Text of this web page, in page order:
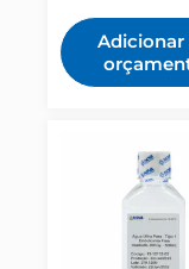
Adicionar